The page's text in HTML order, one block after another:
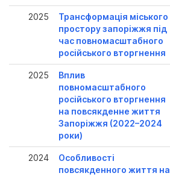
2025
Трансформація міського
простору запоріжжя під
час повномасштабного
російського вторгнення
2025
Вплив
повномасштабного
російського вторгнення
на повсякденне життя
Запоріжжя (2022–2024
роки)
2024
Особливості
повсякденного життя на